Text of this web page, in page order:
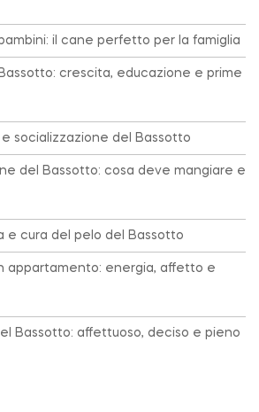
il cane perfetto per la famiglia
crescita, educazione e prime
e socializzazione del Bassotto
del Bassotto: cosa deve mangiare e
e cura del pelo del Bassotto
appartamento: energia, affetto e
Bassotto: affettuoso, deciso e pieno